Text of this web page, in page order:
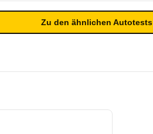
Zu den ähnlichen Autotests